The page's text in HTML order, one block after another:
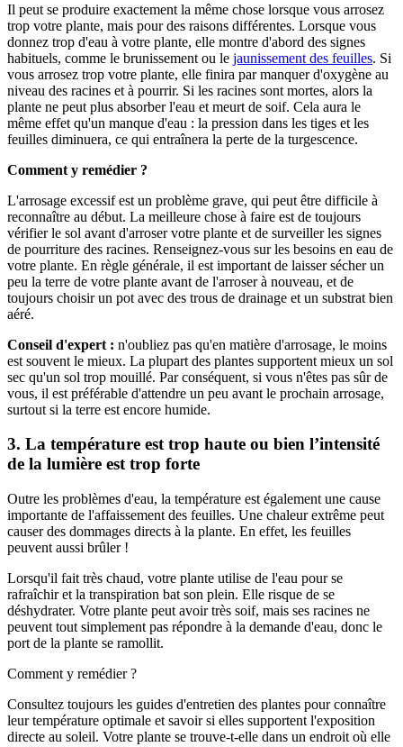
Il peut se produire exactement la même chose lorsque vous arrosez
trop votre plante, mais pour des raisons différentes. Lorsque vous
donnez trop d'eau à votre plante, elle montre d'abord des signes
habituels, comme le brunissement ou le jaunissement des feuilles. Si
vous arrosez trop votre plante, elle finira par manquer d'oxygène au
niveau des racines et à pourrir. Si les racines sont mortes, alors la
plante ne peut plus absorber l'eau et meurt de soif. Cela aura le
même effet qu'un manque d'eau : la pression dans les tiges et les
feuilles diminuera, ce qui entraînera la perte de la turgescence.
Comment y remédier ?
L'arrosage excessif est un problème grave, qui peut être difficile à
reconnaître au début. La meilleure chose à faire est de toujours
vérifier le sol avant d'arroser votre plante et de surveiller les signes
de pourriture des racines. Renseignez-vous sur les besoins en eau de
votre plante. En règle générale, il est important de laisser sécher un
peu la terre de votre plante avant de l'arroser à nouveau, et de
toujours choisir un pot avec des trous de drainage et un substrat bien
aéré.
Conseil d'expert : n'oubliez pas qu'en matière d'arrosage, le moins
est souvent le mieux. La plupart des plantes supportent mieux un sol
sec qu'un sol trop mouillé. Par conséquent, si vous n'êtes pas sûr de
vous, il est préférable d'attendre un peu avant le prochain arrosage,
surtout si la terre est encore humide.
3. La température est trop haute ou bien l’intensité
de la lumière est trop forte
Outre les problèmes d'eau, la température est également une cause
importante de l'affaissement des feuilles. Une chaleur extrême peut
causer des dommages directs à la plante. En effet, les feuilles
peuvent aussi brûler !
Lorsqu'il fait très chaud, votre plante utilise de l'eau pour se
rafraîchir et la transpiration bat son plein. Elle risque de se
déshydrater. Votre plante peut avoir très soif, mais ses racines ne
peuvent tout simplement pas répondre à la demande d'eau, donc le
port de la plante se ramollit.
Comment y remédier ?
Consultez toujours les guides d'entretien des plantes pour connaître
leur température optimale et savoir si elles supportent l'exposition
directe au soleil. Votre plante se trouve-t-elle dans un endroit où elle